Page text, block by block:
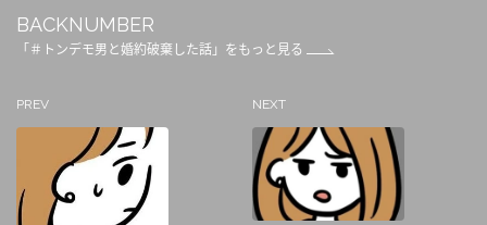
BACKNUMBER
「＃トンデモ男と婚約破棄した話」をもっと見る
PREV NEXT